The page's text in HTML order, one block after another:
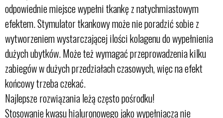
odpowiednie miejsce wypełni tkankę z natychmiastowym
efektem. Stymulator tkankowy może nie poradzić sobie z
wytworzeniem wystarczającej ilości kolagenu do wypełnienia
dużych ubytków. Może też wymagać przeprowadzenia kilku
zabiegów w dużych przedziałach czasowych, więc na efekt
końcowy trzeba czekać.
Najlepsze rozwiązania leżą często pośrodku!
Stosowanie kwasu hialuronowego jako wypełniacza nie